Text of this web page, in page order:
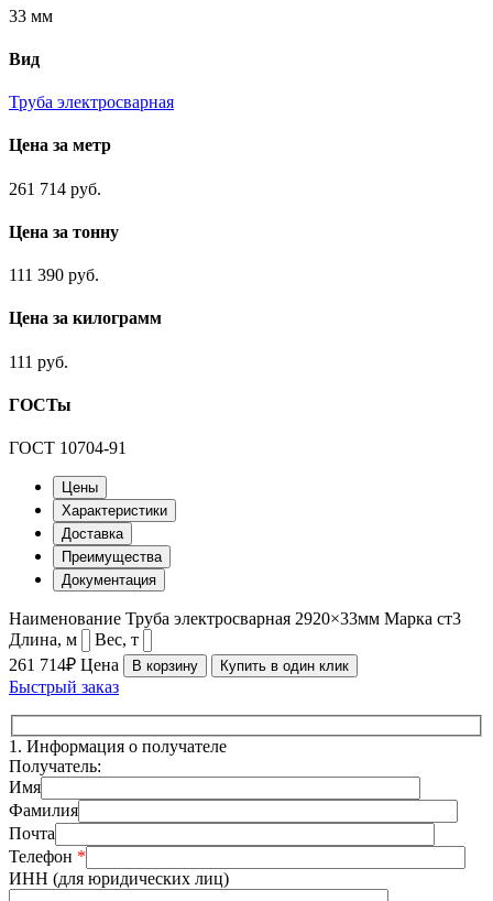
33 мм
Вид
Труба электросварная
Цена за метр
261 714 руб.
Цена за тонну
111 390 руб.
Цена за килограмм
111 руб.
ГОСТы
ГОСТ 10704-91
Цены
Характеристики
Доставка
Преимущества
Документация
Наименование Труба электросварная 2920×33мм Марка ст3
Длина, м
Вес, т
261 714₽ Цена В корзину Купить в один клик
Быстрый заказ
1. Информация о получателе
Получатель:
Имя
Фамилия
Почта
Телефон *
ИНН (для юридических лиц)